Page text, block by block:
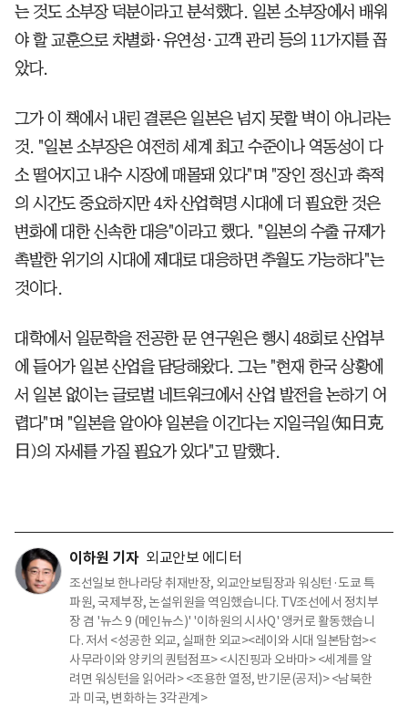
는 것도 소부장 덕분이라고 분석했다. 일본 소부장에서 배워
야 할 교훈으로 차별화·유연성·고객 관리 등의 11가지를 꼽
았다.
그가 이 책에서 내린 결론은 일본은 넘지 못할 벽이 아니라는
것. "일본 소부장은 여전히 세계 최고 수준이나 역동성이 다
소 떨어지고 내수 시장에 매몰돼 있다"며 "장인 정신과 축적
의 시간도 중요하지만 4차 산업혁명 시대에 더 필요한 것은
변화에 대한 신속한 대응"이라고 했다. "일본의 수출 규제가
촉발한 위기의 시대에 제대로 대응하면 추월도 가능하다"는
것이다.
대학에서 일문학을 전공한 문 연구원은 행시 48회로 산업부
에 들어가 일본 산업을 담당해왔다. 그는 "현재 한국 상황에
서 일본 없이는 글로벌 네트워크에서 산업 발전을 논하기 어
렵다"며 "일본을 알아야 일본을 이긴다는 지일극일(知日克
日)의 자세를 가질 필요가 있다"고 말했다.
이하원 기자 외교안보 에디터
조선일보 한나라당 취재반장, 외교안보팀장과 워싱턴·도쿄 특
파원, 국제부장, 논설위원을 역임했습니다. TV조선에서 정치부
장 겸 '뉴스 9 (메인뉴스)' '이하원의 시사Q' 앵커로 활동했습니
다. 저서 <성공한 외교, 실패한 외교><레이와 시대 일본탐험><
사무라이와 양키의 퀀텀점프> <시진핑과 오바마> <세계를 알
려면 워싱턴을 읽어라> <조용한 열정, 반기문(공저)> <남북한
과 미국, 변화하는 3각관계>